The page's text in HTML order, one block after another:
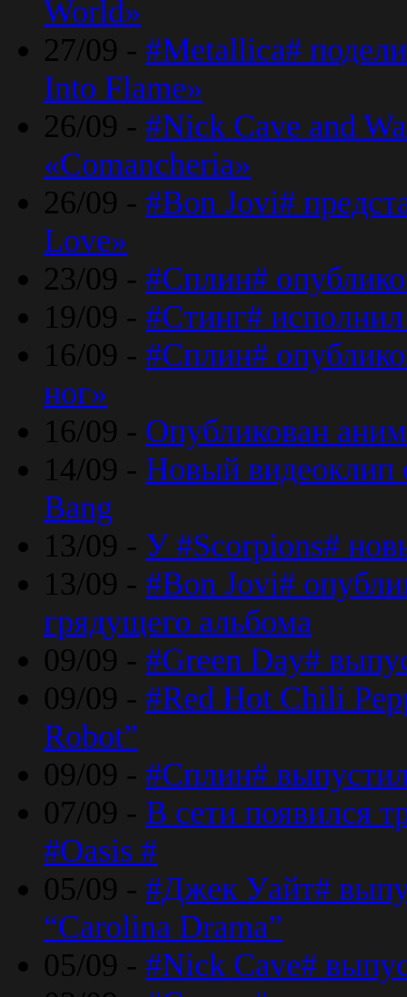
World»
27/09 - #Metallica#
Into Flame»
26/09 - #Nick Cave and
«Comancheria»
26/09 - #Bon Jovi#
Love»
23/09 - #Сплин#
19/09 - #Стинг#
16/09 - #Сплин#
ног»
16/09 - Опубликован
14/09 - Новый видеоклип
Bang
13/09 - У #Scorpions#
13/09 - #Bon Jovi#
грядущего альбома
09/09 - #Green Day#
09/09 - #Red Hot Chili
Robot”
09/09 - #Сплин#
07/09 - В сети появился
#Oasis #
05/09 - #Джек Уайт#
“Carolina Drama”
05/09 - #Nick Cave#